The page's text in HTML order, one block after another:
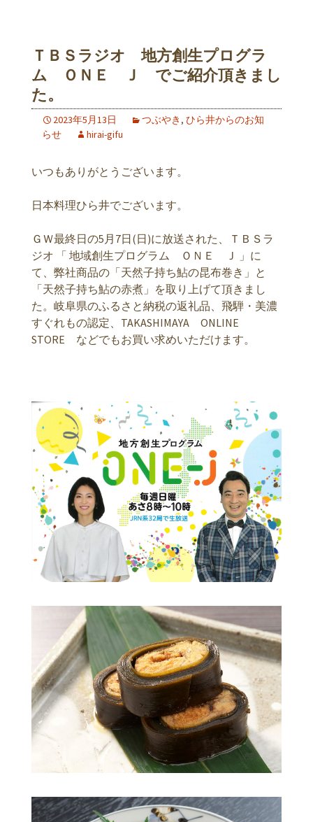
ＴＢＳラジオ 地方創生プログラ
ム ＯＮＥ Ｊ でご紹介頂きまし
た。
2023年5月13日 つぶやき , ひら井からのお知
らせ
hirai-gifu
いつもありがとうございます。
日本料理ひら井でございます。
ＧＷ最終日の5月7日(日)に放送された、ＴＢＳラ
ジオ 「 地域創生プログラム ＯＮＥ Ｊ 」に
て、弊社商品の「天然子持ち鮎の昆布巻き」と
「天然子持ち鮎の赤煮」を取り上げて頂きまし
た。岐阜県のふるさと納税の返礼品、飛騨・美濃
すぐれもの認定、TAKASHIMAYA ONLINE
STORE などでもお買い求めいただけます。